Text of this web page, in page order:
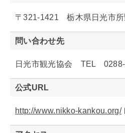
〒321-1421 栃木県日光市所
問い合わせ先
日光市観光協会 TEL 0288-
公式URL
http://www.nikko-kankou.org/